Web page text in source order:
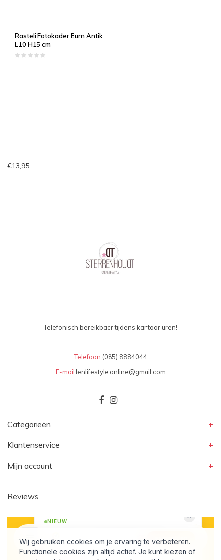
Rasteli Fotokader Burn Antik
L10 H15 cm
€13,95
Telefonisch bereikbaar tijdens kantoor uren!
Telefoon (085) 8884044
E-mail lenlifestyle.online@gmail.com
Categorieën
Klantenservice
Mijn account
Reviews